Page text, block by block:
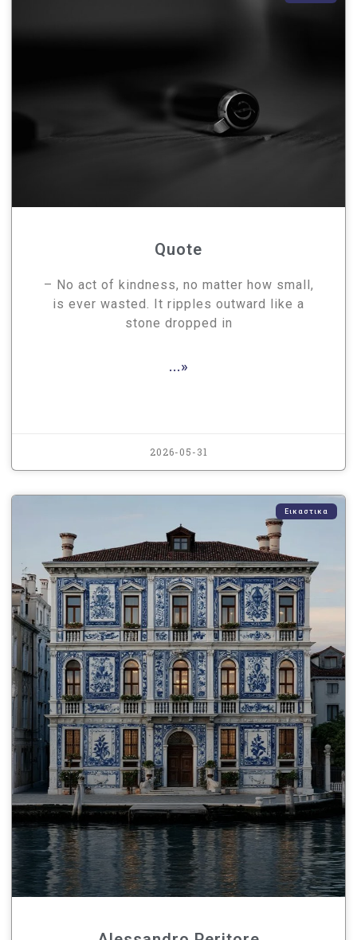
Quote
– No act of kindness, no matter how small,
is ever wasted. It ripples outward like a
stone dropped in
...»
2026-05-31
Εικαστικα